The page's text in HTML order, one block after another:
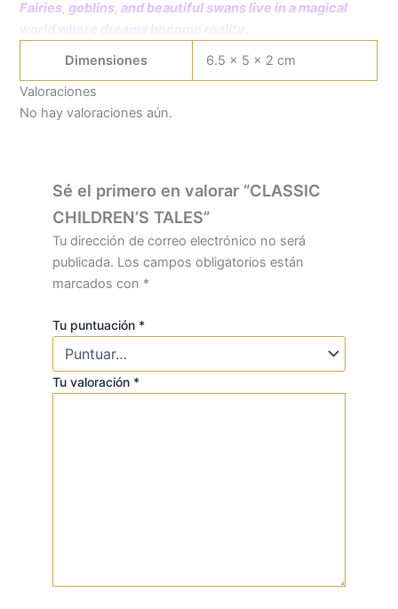
Fairies, goblins, and beautiful swans live in a magical
world where dreams become reality.
Dimensiones
6.5 × 5 × 2 cm
Valoraciones
No hay valoraciones aún.
Sé el primero en valorar “CLASSIC
CHILDREN’S TALES”
Tu dirección de correo electrónico no será
publicada. Los campos obligatorios están
marcados con *
Tu puntuación *
Tu valoración *